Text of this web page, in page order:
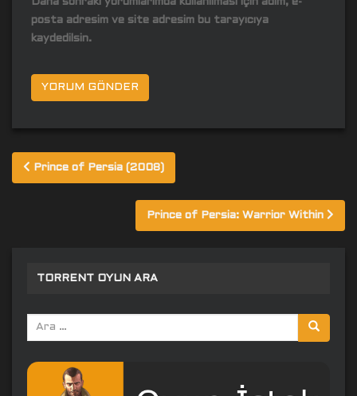
posta adresim ve site adresim bu tarayıcıya
kaydedilsin.
Yazı
gezinmesi
Prince of Persia (2008)
Prince of Persia: Warrior Within
TORRENT OYUN ARA
Arama
yap: